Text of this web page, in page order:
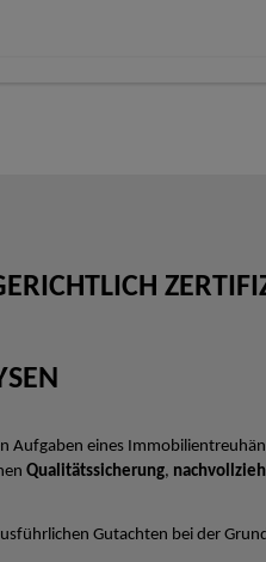
Aufgaben eines
Qualitätssicherung,
Gutachten bei der